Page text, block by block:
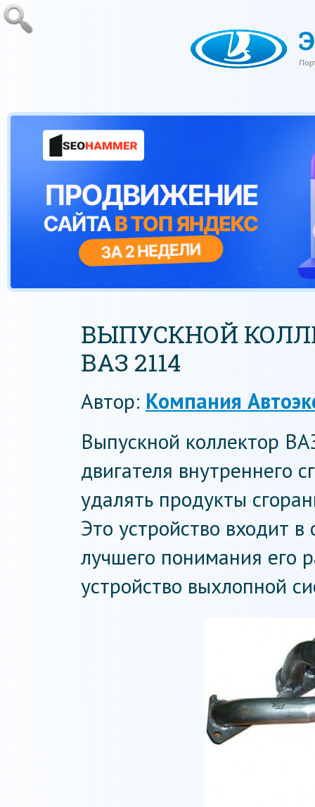
ВЫПУСКНОЙ
ВАЗ 2114
Автор: Компания
Выпускной коллектор
двигателя внутреннего
удалять продукты
Это устройство входит
лучшего понимания его
устройство выхлопной